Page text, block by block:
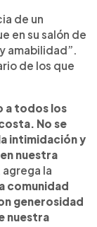
de un
en su salón de
amabilidad”.
de los que
a todos los
No se
intimidación y
nuestra
agrega la
comunidad
generosidad
nuestra